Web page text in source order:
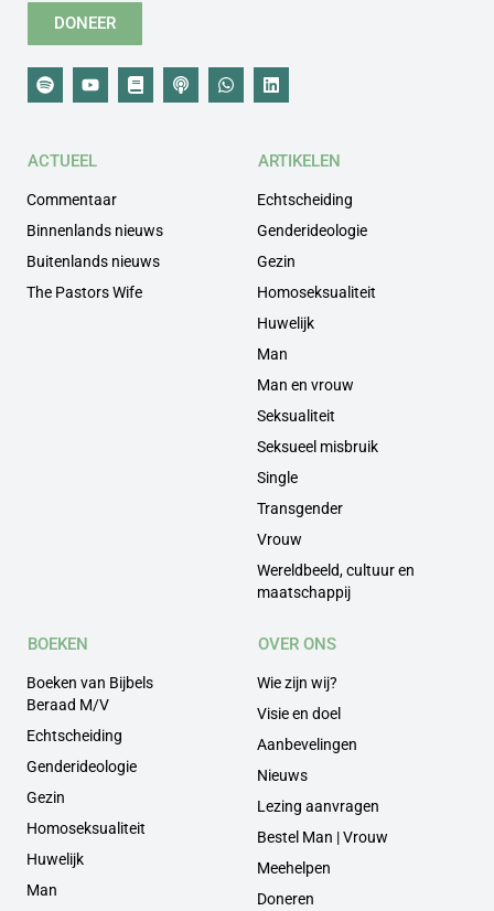
DONEER
ACTUEEL
Commentaar
Binnenlands nieuws
Buitenlands nieuws
The Pastors Wife
ARTIKELEN
Echtscheiding
Genderideologie
Gezin
Homoseksualiteit
Huwelijk
Man
Man en vrouw
Seksualiteit
Seksueel misbruik
Single
Transgender
Vrouw
Wereldbeeld, cultuur en
maatschappij
BOEKEN
Boeken van Bijbels
Beraad M/V
Echtscheiding
Genderideologie
Gezin
Homoseksualiteit
Huwelijk
Man
OVER ONS
Wie zijn wij?
Visie en doel
Aanbevelingen
Nieuws
Lezing aanvragen
Bestel Man | Vrouw
Meehelpen
Doneren